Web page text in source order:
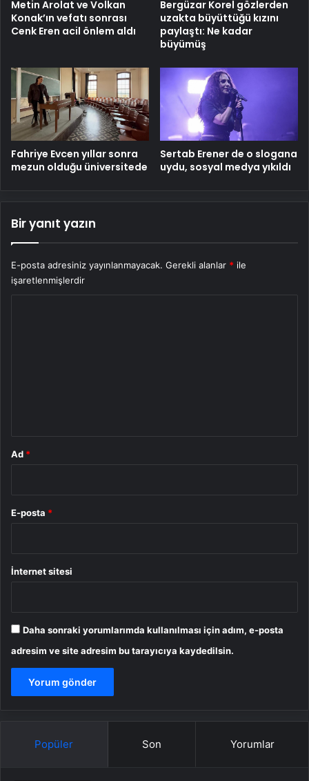
Metin Arolat ve Volkan
Konak’ın vefatı sonrası
Cenk Eren acil önlem aldı
Bergüzar Korel gözlerden
uzakta büyüttüğü kızını
paylaştı: Ne kadar
büyümüş
Fahriye Evcen yıllar sonra
mezun olduğu üniversitede
Sertab Erener de o slogana
uydu, sosyal medya yıkıldı
Bir yanıt yazın
E-posta adresiniz yayınlanmayacak. Gerekli alanlar * ile
işaretlenmişlerdir
Ad *
E-posta *
İnternet sitesi
Daha sonraki yorumlarımda kullanılması için adım, e-posta
adresim ve site adresim bu tarayıcıya kaydedilsin.
Popüler Son Yorumlar